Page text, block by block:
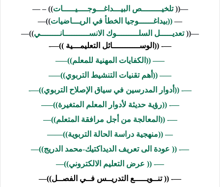
—((تلخيــــــــص البيـــداغـــوجــــيـــــات)) – —
—
((بيداغــــــوجيا الخطأ في الريـــاضيات))—
—((تعديـــــل السلـــــــــوك الانســــــــــانــــــــي))—
—- (( الوســـــــــــائل التعليمـــية ))—-
—– (( الكفايات المهنية للمعلم))—–
—– (( أهم تقنيات التنشيط التربوي))—–
—- (( أدوار المدرسين في سياق الإصلاح التربوي))—-
—- ((رؤية حديثة لأدوار المعلم المتغيرة))—–
—- (( المعالجة من أجل مرافقة المتعلم))—
— ((منهجية دراسة الحالة التربوية))——
—- (( عودة الى تعريف الديداكتيك-محمد الدريج))—
—- (( عرض التعليم الالكتروني))—
—- ((تنــويـــــع التدريــس فــي الفصــل))—